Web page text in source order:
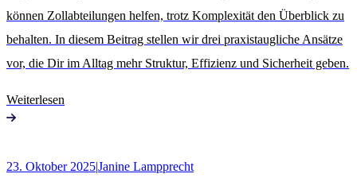
können Zollabteilungen helfen, trotz Komplexität den Überblick zu
behalten. In diesem Beitrag stellen wir drei praxistaugliche Ansätze
vor, die Dir im Alltag mehr Struktur, Effizienz und Sicherheit geben.
Weiterlesen
23. Oktober 2025|Janine Lampprecht